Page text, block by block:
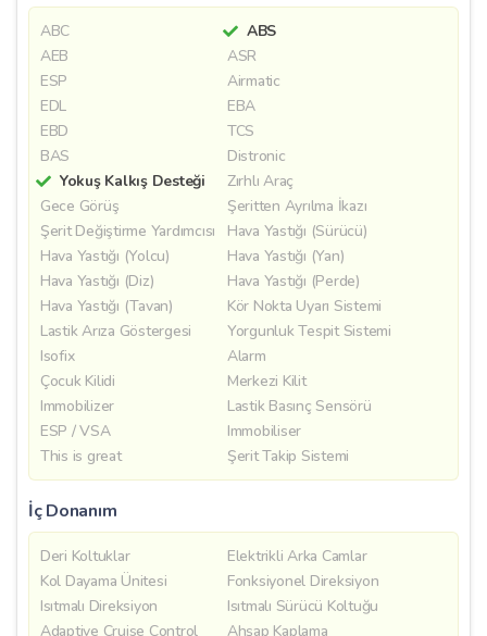
ABC
ABS
AEB
ASR
ESP
Airmatic
EDL
EBA
EBD
TCS
BAS
Distronic
Yokuş Kalkış Desteği
Zırhlı Araç
Gece Görüş
Şeritten Ayrılma İkazı
Şerit Değiştirme Yardımcısı
Hava Yastığı (Sürücü)
Hava Yastığı (Yolcu)
Hava Yastığı (Yan)
Hava Yastığı (Diz)
Hava Yastığı (Perde)
Hava Yastığı (Tavan)
Kör Nokta Uyarı Sistemi
Lastik Arıza Göstergesi
Yorgunluk Tespit Sistemi
Isofix
Alarm
Çocuk Kilidi
Merkezi Kilit
Immobilizer
Lastik Basınç Sensörü
ESP / VSA
Immobiliser
This is great
Şerit Takip Sistemi
İç Donanım
Deri Koltuklar
Elektrikli Arka Camlar
Kol Dayama Ünitesi
Fonksiyonel Direksiyon
Isıtmalı Direksiyon
Isıtmalı Sürücü Koltuğu
Adaptive Cruise Control
Ahşap Kaplama